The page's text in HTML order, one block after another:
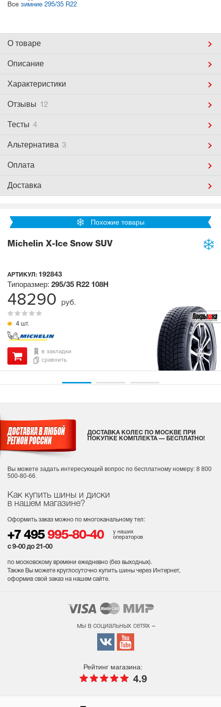
Все зимние 295/35 R22
О товаре
Описание
Характеристики
Отзывы 12
Тесты 4
Альтернатива 3
Оплата
Доставка
Похожие товары
Michelin X-Ice Snow SUV
АРТИКУЛ: 192843
4 шт.
Типоразмер: 295/35 R22 108H
в закладки
сравнить
48290 руб.
Как купить шины и диски
в нашем магазине?
Оформить заказ можно по многоканальному тел:
+7 495 995-80-40
у наших
операторов
с 9-00 до 21-00
по московскому времени ежедневно (без выходных).
Также Вы можете круглосуточно купить шины через Интернет,
оформив свой заказ на нашем сайте.
ДОСТАВКА КОЛЕС ПО МОСКВЕ ПРИ
ПОКУПКЕ КОМПЛЕКТА — БЕСПЛАТНО!
Вы можете задать интересующий вопрос по бесплатному номеру: 8 800
500-80-66.
мы в социальных сетях –
Рейтинг магазина:
4.9